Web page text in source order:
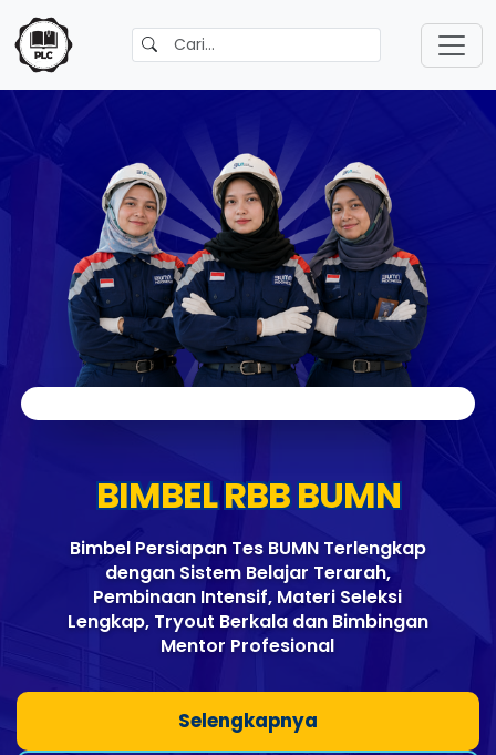
BIMBEL RBB BUMN
Bimbel Persiapan Tes BUMN Terlengkap
dengan Sistem Belajar Terarah,
Pembinaan Intensif, Materi Seleksi
Lengkap, Tryout Berkala dan Bimbingan
Mentor Profesional
Selengkapnya